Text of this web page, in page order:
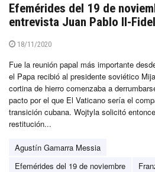
Efemérides del 19 de
entrevista Juan Pablo II-
18/11/2020
Fue la reunión papal más importante
el Papa recibió al presidente soviético
cortina de hierro comenzaba a
pacto por el que El Vaticano sería el
transición cubana. Wojtyla solicitó
restitución...
Agustín Gamarra Messia
Efemérides del 19 de noviembre